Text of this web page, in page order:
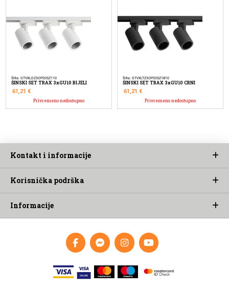
Šifra: GTVXLDZ3OP20SZ110
ŠINSKI SET TRAX 3xGU10 BIJELI
61,21 €
Privremeno nedostupno
Šifra: GTVXLTZ3OP20SZ1B10
ŠINSKI SET TRAX 3xGU10 CRNI
61,21 €
Privremeno nedostupno
Kontakt i informacije
Korisnička podrška
Informacije